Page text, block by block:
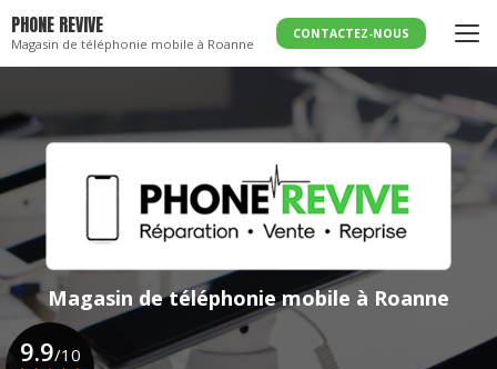
au
contenu
principal
PHONE REVIVE
Magasin de téléphonie mobile à Roanne
CONTACTEZ-NOUS
Magasin de téléphonie mobile à Roanne
9.9/10